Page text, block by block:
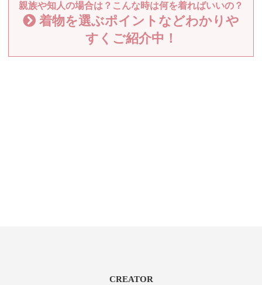
親族や知人の場合は？こんな時は何を着ればいいの？
着物を選ぶポイントなどわかりや
すくご紹介中！
CREATOR